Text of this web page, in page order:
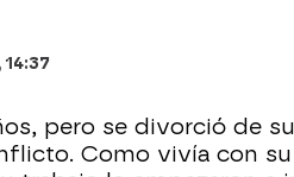
pero se divorció de
Como vivía con su